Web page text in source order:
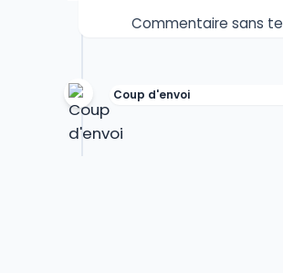
Commentaire sans
Coup d'envoi